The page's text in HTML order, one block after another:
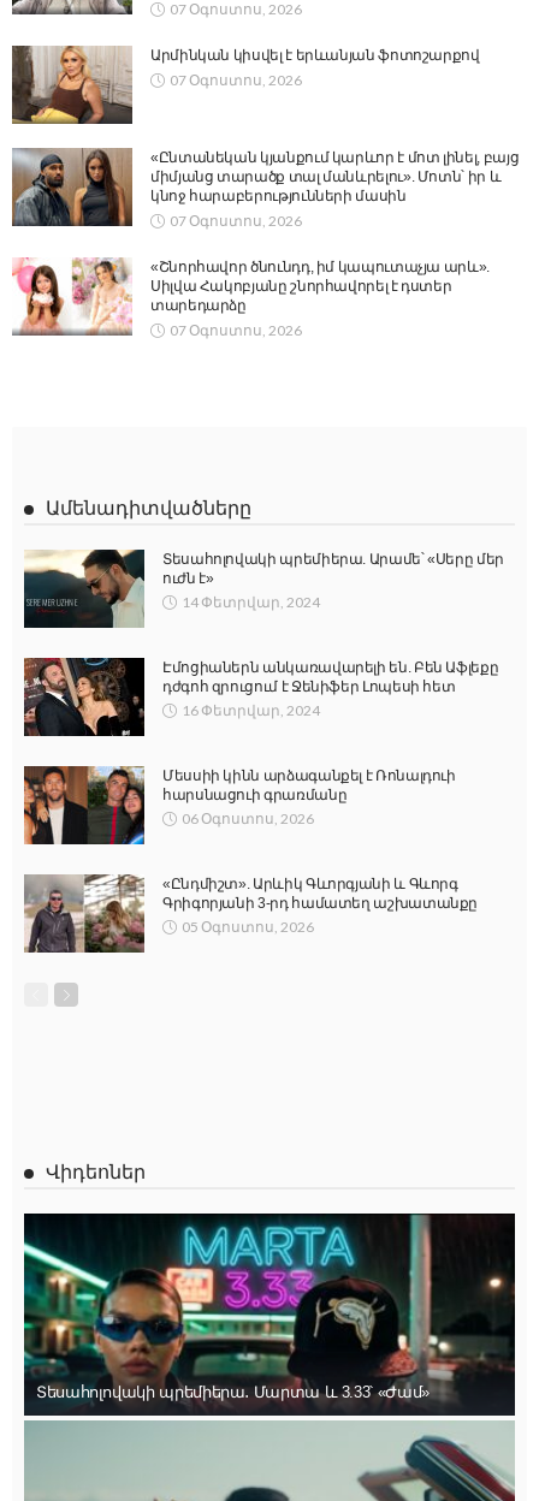
07 Օգոստոս, 2026
Արմինկան կիսվել է երևանյան ֆոտոշարքով
07 Օգոստոս, 2026
«Ընտանեկան կյանքում կարևոր է մոտ լինել, բայց
միմյանց տարածք տալ մանևրելու». Մոտն՝ իր և
կնոջ հարաբերությունների մասին
07 Օգոստոս, 2026
«Շնորհավոր ծնունդդ, իմ կապուտաչյա արև».
Սիլվա Հակոբյանը շնորհավորել է դստեր
տարեդարձը
07 Օգոստոս, 2026
Ամենադիտվածները
Տեսահոլովակի պրեմիերա. Արամե՝ «Սերը մեր
ուժն է»
14 Փետրվար, 2024
Էմոցիաներն անկառավարելի են. Բեն Աֆլեքը
դժգոհ զրուցում է Ջենիֆեր Լոպեսի հետ
16 Փետրվար, 2024
Մեսսիի կինն արձագանքել է Ռոնալդուի
հարսնացուի գրառմանը
06 Օգոստոս, 2026
«Ընդմիշտ». Արևիկ Գևորգյանի և Գևորգ
Գրիգորյանի 3-րդ համատեղ աշխատանքը
05 Օգոստոս, 2026
Վիդեոներ
Տեսահոլովակի պրեմիերա․ Մարտա և 3.33՝ «Ժամ»